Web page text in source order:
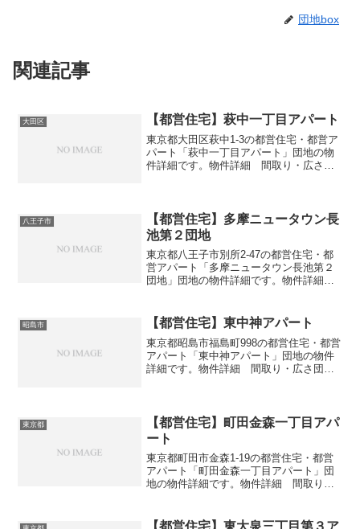
団地box
関連記事
大田区 【都営住宅】萩中一丁目アパート
東京都大田区萩中1-3の都営住宅・都営ア
パート「萩中一丁目アパート」団地の物
件詳細です。物件詳細 間取り・広さ団
ア...
八王子市
【都営住宅】多摩ニュータウン長
池第２団地
東京都八王子市別所2-47の都営住宅・都
営アパート「多摩ニュータウン長池第２
団地」団地の物件詳細です。物件詳細
別所2-47間取り3DK広さ・面積63㎡建設
年度築年数1...
昭島市 【都営住宅】東中神アパート
東京都昭島市福島町998の都営住宅・都営
アパート「東中神アパート」団地の物件
詳細です。物件詳細 間取り・広さ団地
主な路...
東京都
【都営住宅】町田金森一丁目アパ
ート
東京都町田市金森1-19の都営住宅・都営
アパート「町田金森一丁目アパート」団
地の物件詳細です。物件詳細 間取り・
1DK-4DK広さ・面積42-74㎡建設年度築年